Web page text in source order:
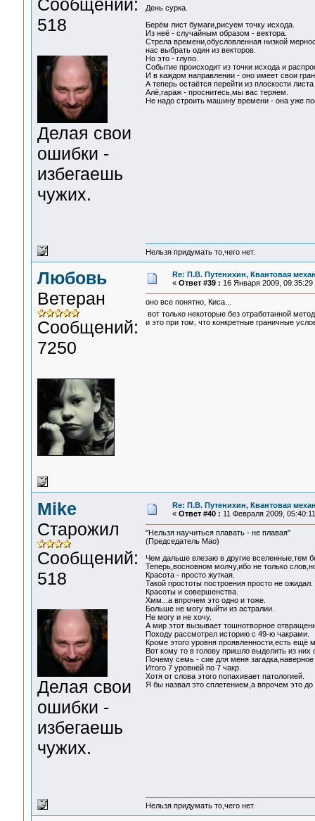
Сообщений:
518
Делая свои
ошибки -
избегаешь
чужих.
День сурка.
Берём лист бумаги,рисуем точку исхода.
Из неё - случайным образом - вектора.
Стрела времени,обусловленная низкой
нас выбрать один из векторов.
Но это - глупо.
Событие происходит из точки исхода и
И в каждом направлении - оно имеет свои
А теперь остаётся перейти из плоскости
Алё,гараж - проснитесь,мы вас теряем.
Не надо строить машину времени - она уже
Нельзя придумать то,чего нет.
Любовь
Ветеран
Сообщений:
7250
Re: П.В. Путенихин, Квантовая
« Ответ #39 : 16 Января 2009, 09:35:29
оно все понятно, Киса...
вот только некоторые без отработанной
и это при том, что конкретные граничные
Mike
Старожил
Сообщений:
518
Делая свои
ошибки -
избегаешь
чужих.
Re: П.В. Путенихин, Квантовая
« Ответ #40 : 11 Февраля 2009,
"Нельзя научиться плавать - не плавая"
(Председатель Мао)
Чем дальше влезаю в другие вселенные,тем
Теперь,восновном молчу,ибо не только
Красота - просто жуткая.
Такой простоты построения просто не ожидал.
Красоты и совершенства.
Хмм...а впрочем это одно и тоже.
Больше не могу выйти из астралии.
Не могу и не хочу.
А мир этот вызывает тошнотворное
Походу рассмотрел историю с 49-ю чакрами.
Кроме этого уровня проявленности,есть ещё
Вот кому то в голову пришло выделить из них
Почему семь - сие для меня
Итого 7 уровней по 7 чакр.
Хотя от слова этого попахивает патологией.
Я бы назвал это сплетением,а впрочем это
Нельзя придумать то,чего нет.